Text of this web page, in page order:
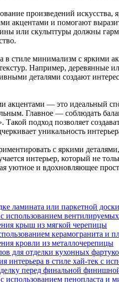
произведений искусства,
акцентами и помогают
или скульптуры должны
стиле минимализм с яркими
Например, деревянные
деталями создают
акцентами — это идеальный
Главное — соблюдать
подход позволяет
уникальность
с яркими
интерьер, который не
уютное и вдохновляющее
ламината или паркетной доски
использованием
крыш из мягкой черепицы
керамогранита и
кровли из металлочерепицы
для отделки кухонных
в стиле хай-тек с
перед финальной
использованием пенопласта и